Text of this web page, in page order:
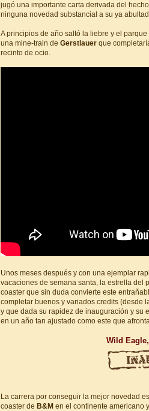
jugó una importante carta derivada del
ninguna novedad substancial a su ya
A principios de año saltó la liebre y el
una mine-train de Gerstlauer que
recinto de ocio.
Unos meses después y con una ejemplar
vacaciones de semana santa, la estrella del
coaster que sin duda convierte este
completar buenos y variados credits (desde
y que dada su rapidez de inauguración y su
en un año tan ajustado como este que
Wild
La carrera por conseguir la mejor novedad
coaster de B&M en el continente americano